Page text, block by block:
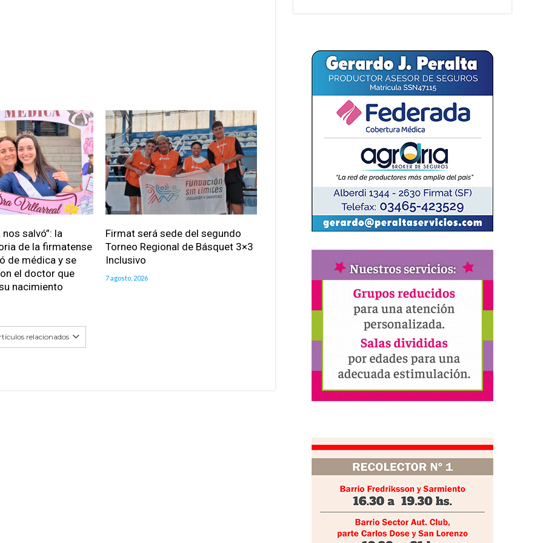
salvó”: la
de la firmatense
de médica y se
el doctor que
nacimiento
Firmat será sede del segundo
Torneo Regional de Básquet 3×3
Inclusivo
7 agosto, 2026
relacionados